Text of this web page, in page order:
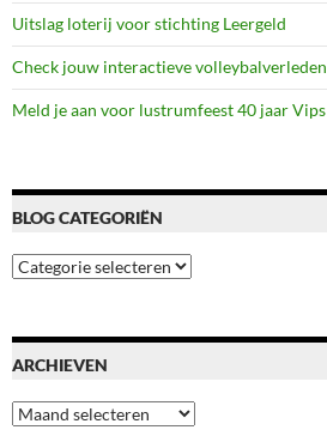
Uitslag loterij voor stichting Leergeld
Check jouw interactieve volleybalverleden
Meld je aan voor lustrumfeest 40 jaar Vips
BLOG CATEGORIËN
Blog
categoriën
ARCHIEVEN
Archieven